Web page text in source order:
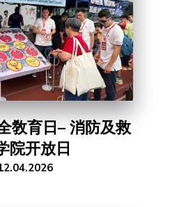
敎育日– 消防及救
院开放日